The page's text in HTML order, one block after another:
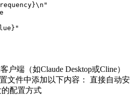
户端（如Claude Desktop或Cline）
文件中添加以下内容： 直接自动安
配置方式